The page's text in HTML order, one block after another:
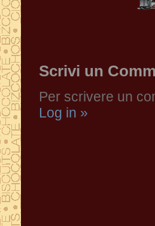
Scrivi un
Per scrivere un
Log in »